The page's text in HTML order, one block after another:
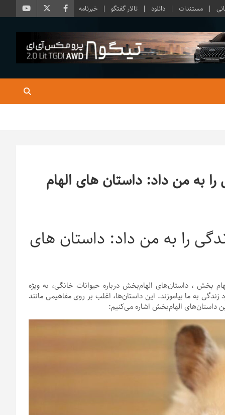
مستندات دانلود تالار گفتگو خبرنامه
به من داد: داستان های الهام
را به من داد: داستان های
بخش ، داستان‌های الهام‌بخش درباره حیوانات خانگی، به ویژه
به ما بیاموزند. این داستان‌ها، اغلب بر روی مفاهیمی مانند
داستان‌های الهام‌بخش اشاره می‌کنیم: